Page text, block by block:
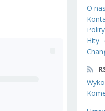
O nas
Hity